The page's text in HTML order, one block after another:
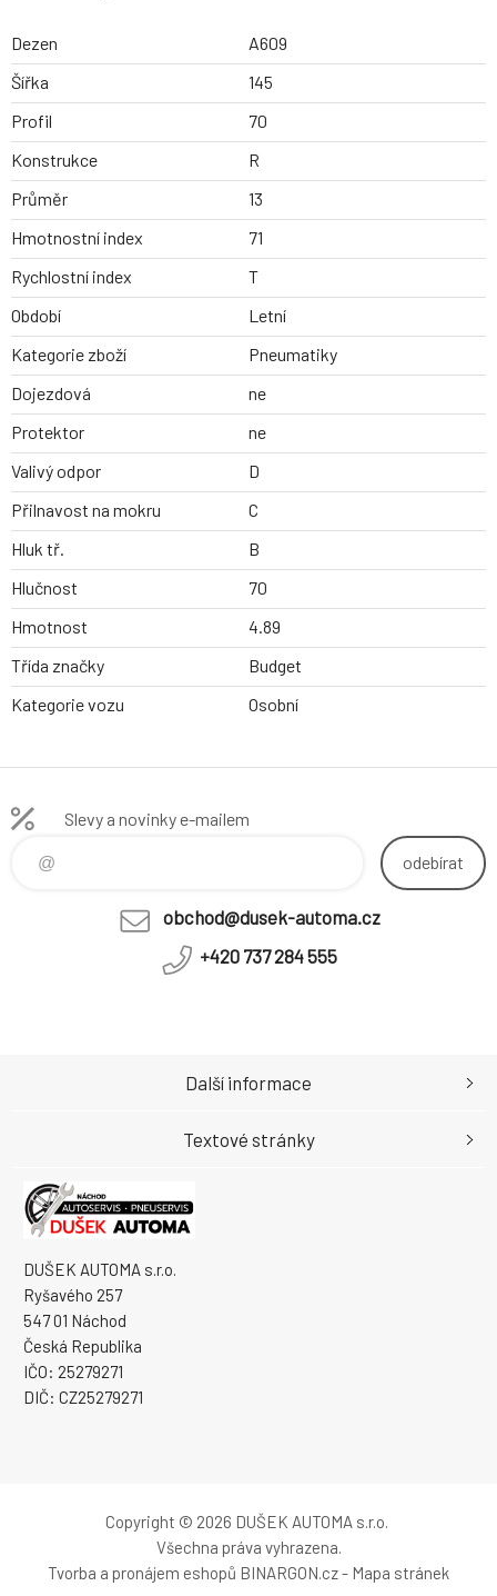
Dezen
A609
Šířka
145
Profil
70
Konstrukce
R
Průměr
13
Hmotnostní index
71
Rychlostní index
T
Období
Letní
Kategorie zboží
Pneumatiky
Dojezdová
ne
Protektor
ne
Valivý odpor
D
Přilnavost na mokru
C
Hluk tř.
B
Hlučnost
70
Hmotnost
4.89
Třída značky
Budget
Kategorie vozu
Osobní
Slevy a novinky e-mailem
odebírat
obchod@dusek-automa.cz
+420 737 284 555
DUŠEK AUTOMA s.r.o.
Ryšavého 257
547 01 Náchod
Česká Republika
IČO: 25279271
DIČ: CZ25279271
Další informace
Textové stránky
Copyright © 2026 DUŠEK AUTOMA s.r.o.
Všechna práva vyhrazena.
Tvorba a pronájem eshopů BINARGON.cz- Mapa stránek